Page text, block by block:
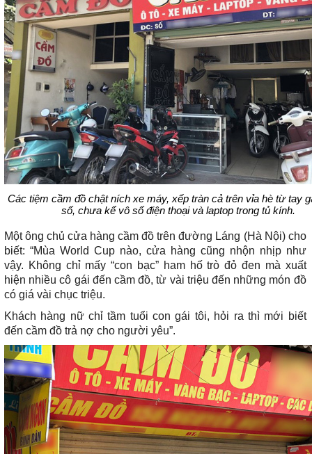
Các tiệm cầm đồ chật ních xe máy, xếp tràn cả trên vỉa hè từ tay
số, chưa kể vô số điện thoại và laptop trong tủ kính.
Một ông chủ cửa hàng cầm đồ trên đường Láng (Hà Nội) cho
biết: “Mùa World Cup nào, cửa hàng cũng nhộn nhịp như
vậy. Không chỉ mấy “con bạc” ham hố trò đỏ đen mà xuất
hiện nhiều cô gái đến cầm đồ, từ vài triệu đến những món đồ
có giá vài chục triệu.
Khách hàng nữ chỉ tầm tuổi con gái tôi, hỏi ra thì mới biết
đến cầm đồ trả nợ cho người yêu”.